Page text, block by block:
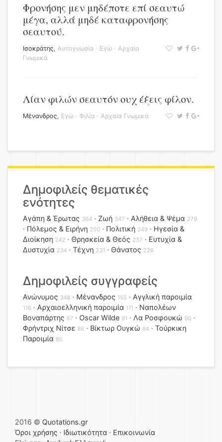
Φρονήσης μεν μηδέποτε επί σεαυτώ
μέγα, αλλά μηδέ καταφρονήσης
σεαυτού.
Ισοκράτης, Αυτογνωσία · Εγώ · Αρχαία
Γνωμικά
Λίαν φιλών σεαυτόν ουχ έξεις φίλον.
Μένανδρος, Εγώ · Φιλία · Αρχαία Γνωμικά
Δημοφιλείς θεματικές
ενότητες
Αγάπη & Έρωτας 364 Ζωή 347 Αλήθεια & Ψέμα 279
Πόλεμος & Ειρήνη 250 Πολιτική 249
Ηγεσία &
Διοίκηση 242 Θρησκεία & Θεός 237
Ευτυχία &
Δυστυχία 234 Τέχνη 231 Θάνατος 226
Δημοφιλείς συγγραφείς
Ανώνυμος 348 Μένανδρος 155 Αγγλική παροιμία
116 Αρχαιοελληνική παροιμία 111
Ναπολέων
Βοναπάρτης 97 Oscar Wilde 91 Λα Ροσφουκώ 90
Φρήντριχ Νίτσε 86 Βίκτωρ Ουγκώ 84
Τούρκικη
Παροιμία 80
2016 © Quotations.gr
Όροι χρήσης · Ιδιωτικότητα · Επικοινωνία